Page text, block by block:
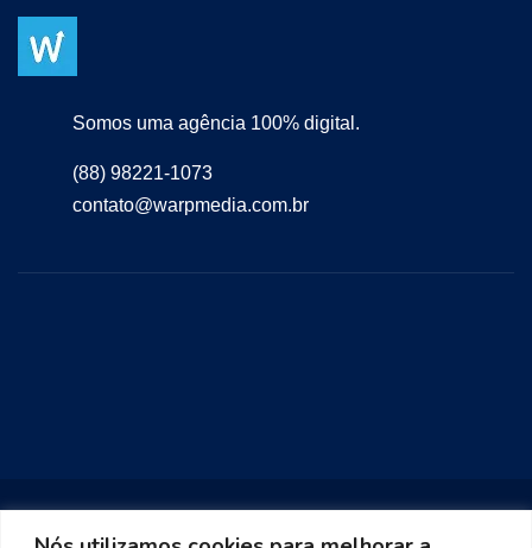
Somos uma agência 100% digital.
(88) 98221-1073
contato@warpmedia.com.br